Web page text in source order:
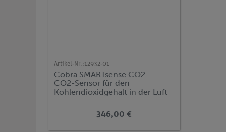
Artikel-Nr.:12932-01
Cobra SMARTsense CO2 -
CO2-Sensor für den
Kohlendioxidgehalt in der Luft
346,00 €